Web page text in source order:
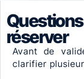
réserver
Avant de
clarifier